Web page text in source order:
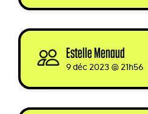
Estelle Menaud
9 déc 2023 @ 21h56